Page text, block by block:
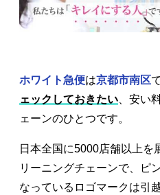
ホワイト急便は京都市南区
ェックしておきたい 、安い
ェーンのひとつです。
日本全国に5000店舗以上を
リーニングチェーンで、ピ
なっているロゴマークは引